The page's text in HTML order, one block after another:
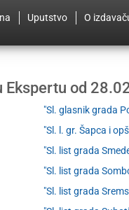
Uputstvo O
od
"Sl. glasnik grada
"Sl. l. gr. Šapca i
"Sl. list grada
"Sl. list grada
"Sl. list grada